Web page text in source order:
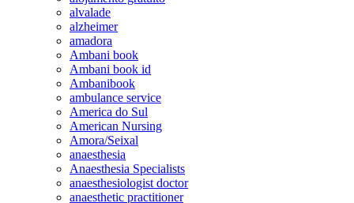
alvalade
alzheimer
amadora
Ambani book
Ambani book id
Ambanibook
ambulance service
America do Sul
American Nursing
Amora/Seixal
anaesthesia
Anaesthesia Specialists
anaesthesiologist doctor
anaesthetic practitioner